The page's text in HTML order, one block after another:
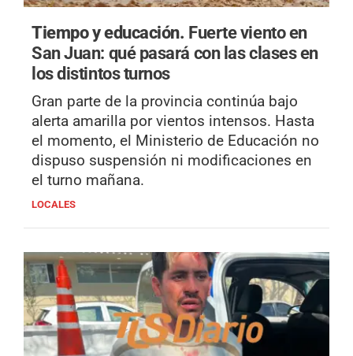
Tiempo y educación. Fuerte viento en
San Juan: qué pasará con las clases en
los distintos turnos
Gran parte de la provincia continúa bajo
alerta amarilla por vientos intensos. Hasta
el momento, el Ministerio de Educación no
dispuso suspensión ni modificaciones en
el turno mañana.
LOCALES